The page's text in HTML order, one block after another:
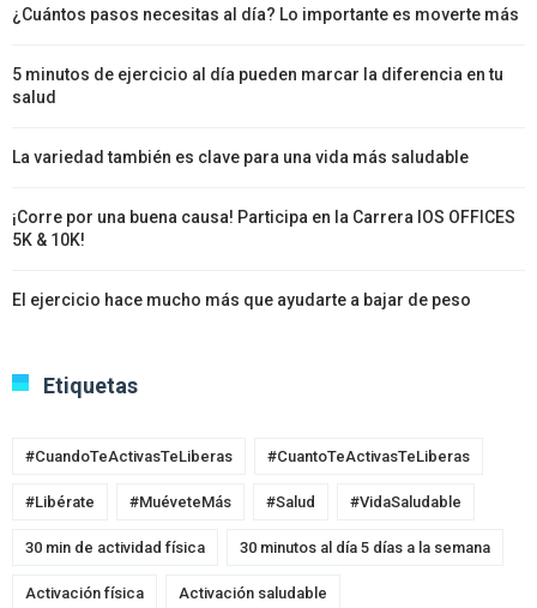
¿Cuántos pasos necesitas al día? Lo importante es moverte más
5 minutos de ejercicio al día pueden marcar la diferencia en tu
salud
La variedad también es clave para una vida más saludable
¡Corre por una buena causa! Participa en la Carrera IOS OFFICES
5K & 10K!
El ejercicio hace mucho más que ayudarte a bajar de peso
Etiquetas
#CuandoTeActivasTeLiberas #CuantoTeActivasTeLiberas
#Libérate #MuéveteMás #Salud #VidaSaludable
30 min de actividad física 30 minutos al día 5 días a la semana
Activación física Activación saludable